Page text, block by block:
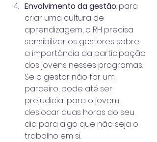
Envolvimento da gestão: para
criar uma cultura de
aprendizagem, o RH precisa
sensibilizar os gestores sobre
a importância da participação
dos jovens nesses programas.
Se o gestor não for um
parceiro, pode até ser
prejudicial para o jovem
deslocar duas horas do seu
dia para algo que não seja o
trabalho em si.